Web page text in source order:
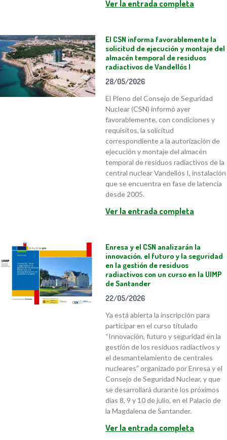
Ver la entrada completa
El CSN informa favorablemente la
solicitud de ejecución y montaje del
almacén temporal de residuos
radiactivos de Vandellós I
28/05/2026
El Pleno del Consejo de Seguridad
Nuclear (CSN) informó ayer
favorablemente, con condiciones y
requisitos, la solicitud
correspondiente a la autorización de
ejecución y montaje del almacén
temporal de residuos radiactivos de la
central nuclear Vandellós I, instalación
que se encuentra en fase de latencia
desde 2005.
Ver la entrada completa
Enresa y el CSN analizarán la
innovación, el futuro y la seguridad
en la gestión de residuos
radiactivos con un curso en la UIMP
de Santander
22/05/2026
Ya está abierta la inscripción para
participar en el curso titulado
“Innovación, futuro y seguridad en la
gestión de los residuos radiactivos y
el desmantelamiento de centrales
nucleares” organizado por Enresa y el
Consejo de Seguridad Nuclear, y que
se desarrollará durante los próximos
días 8, 9 y 10 de julio, en el Palacio de
la Magdalena de Santander.
Ver la entrada completa